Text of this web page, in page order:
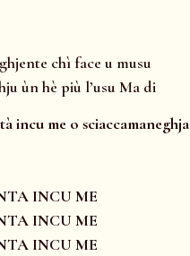
chì face u musu
ùn hè più l’usu Ma di
incu me o sciaccamaneghja
INCU ME
INCU ME
INCU ME